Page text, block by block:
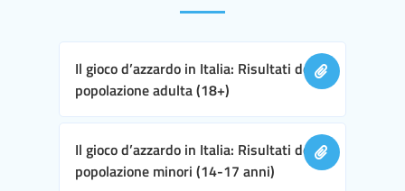
Il gioco d’azzardo in Italia: Risultati della
popolazione adulta (18+)
Il gioco d’azzardo in Italia: Risultati della
popolazione minori (14-17 anni)